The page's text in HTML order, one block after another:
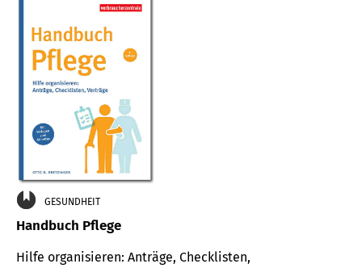
GESUNDHEIT
Handbuch Pflege
Hilfe organisieren: Anträge, Checklisten,